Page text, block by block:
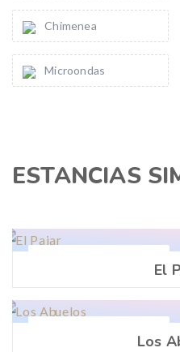
Chimenea
Microondas
ESTANCIAS
El
Los